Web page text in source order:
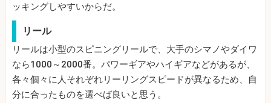
ッキングしやすいからだ。
リール
リールは小型のスピニングリールで、大手のシマノやダイワ
なら1000～2000番。パワーギアやハイギアなどがあるが、
各々個々に人それぞれリーリングスピードが異なるため、自
分に合ったものを選べば良いと思う。